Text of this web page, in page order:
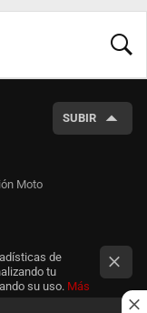
SUBIR
Moto
de
tu
su uso. Más